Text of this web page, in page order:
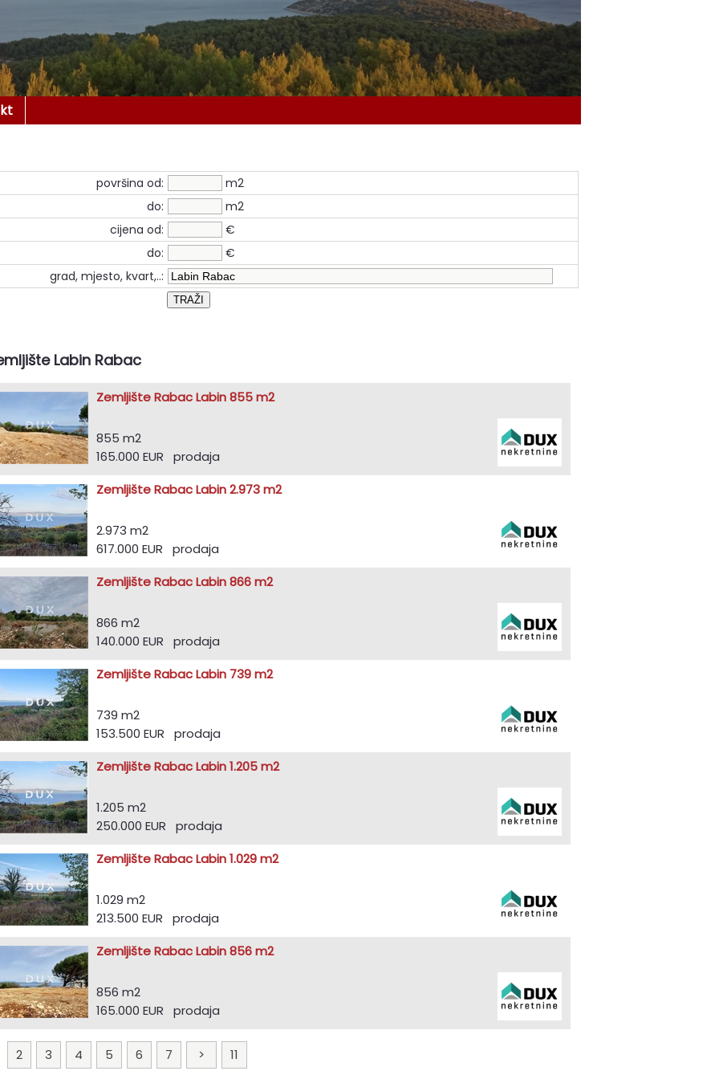
površina od:
m2
do:
m2
cijena od:
€
do:
€
grad, mjesto, kvart,..:
Labin Rabac
Zemljište Rabac Labin 855 m2
855 m2
165.000 EUR prodaja
Zemljište Rabac Labin 2.973 m2
2.973 m2
617.000 EUR prodaja
Zemljište Rabac Labin 866 m2
866 m2
140.000 EUR prodaja
Zemljište Rabac Labin 739 m2
739 m2
153.500 EUR prodaja
Zemljište Rabac Labin 1.205 m2
1.205 m2
250.000 EUR prodaja
Zemljište Rabac Labin 1.029 m2
1.029 m2
213.500 EUR prodaja
Zemljište Rabac Labin 856 m2
856 m2
165.000 EUR prodaja
2 3 4 5 6 7 > 11